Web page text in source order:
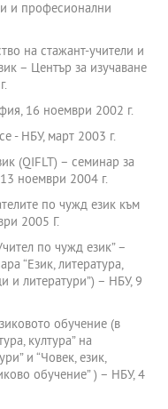
и професионални
на стажант-учители и
– Център за изучаване
16 ноември 2002 г.
- НБУ, март 2003 г.
(QIFLT) – семинар за
ноември 2004 г.
по чужд език към
2005 Г.
по чужд език” –
“Език, литература,
и литератури”) – НБУ, 9
обучение (в
култура” на
и “Човек, език,
обучение” ) – НБУ, 4